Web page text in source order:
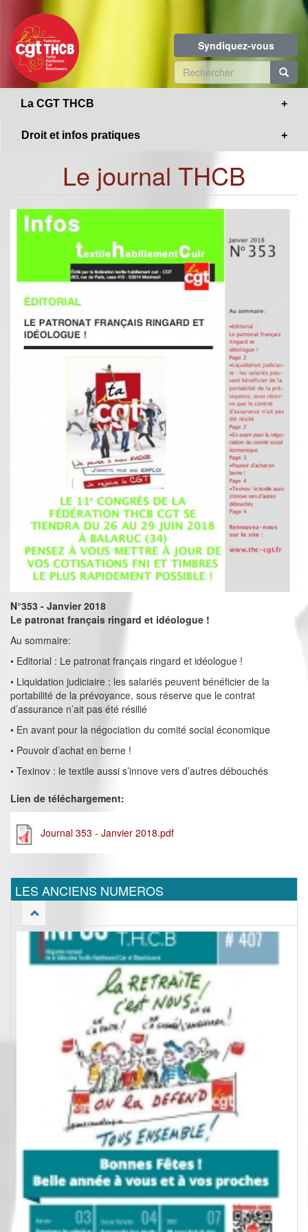
contenu
principal
Syndiquez-vous
Formulaire
de
La CGT THCB
Droit et infos pratiques
Le journal THCB
N°353 - Janvier 2018
Le patronat français ringard et idéologue !
Au sommaire:
• Editorial : Le patronat français ringard et idéologue !
• Liquidation judiciaire : les salariés peuvent bénéficier de la
portabilité de la prévoyance, sous réserve que le contrat
d’assurance n’ait pas été résilié
• En avant pour la négociation du comité social économique
• Pouvoir d’achat en berne !
• Texinov : le textile aussi s’innove vers d’autres débouchés
Lien de téléchargement:
Journal 353 - Janvier 2018.pdf
LES ANCIENS NUMEROS